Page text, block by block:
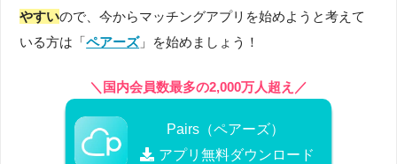
やすいので、今からマッチングアプリを始めようと考えて
いる方は「ペアーズ」を始めましょう！
＼国内会員数最多の2,000万人超え／
Pairs（ペアーズ）
アプリ無料ダウンロード